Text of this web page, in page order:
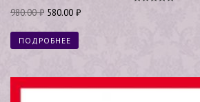
980.00₽ 580.00 ₽
ПОДРОБНЕЕ